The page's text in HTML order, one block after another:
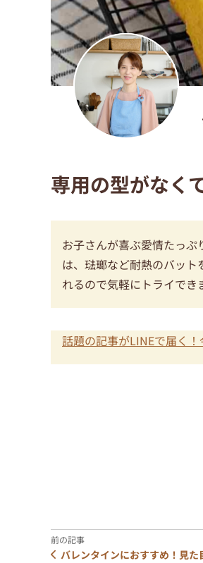
専用の型がなく
お子さんが喜ぶ愛情たっ
は、琺瑯など耐熱のバッ
れるので気軽にトライでき
話題の記事がLINEで届く
バレンタインにおすすめ！見た